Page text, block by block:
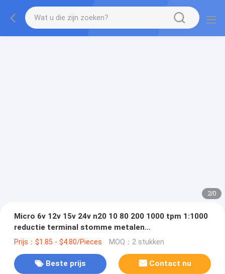
2/0
Micro 6v 12v 15v 24v n20 10 80 200 1000 tpm 1:1000
reductie terminal stomme metalen
versnellingsmotor
Prijs：$1.85 - $4.80/Pieces MOQ：2 stukken
Beste prijs Contact nu